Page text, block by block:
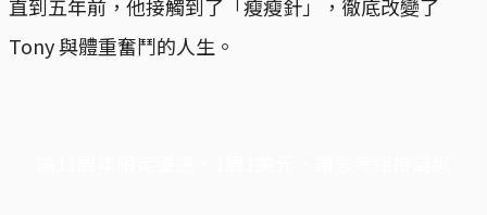
直到五年前，他接觸到了「瘦瘦針」，徹底改變了
Tony 與體重奮鬥的人生。